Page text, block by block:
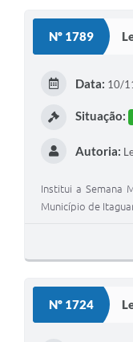
Nº 1789
Data: 10/
Situação:
Autoria:
Institui a Semana
Município de
Nº 1724